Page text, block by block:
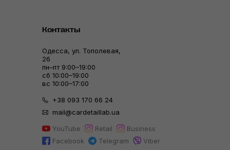
Контакты
Одесса, ул. Тополевая,
26
пн–пт 9:00–19:00
сб 10:00–19:00
вс 10:00–17:00
+38 093 170 66 24
mail@cardetaillab.ua
YouTube
Retail
Business
Facebook
Telegram Viber